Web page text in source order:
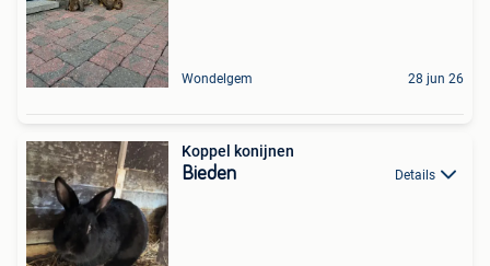
Wondelgem 28 jun 26
Koppel konijnen
Bieden Details